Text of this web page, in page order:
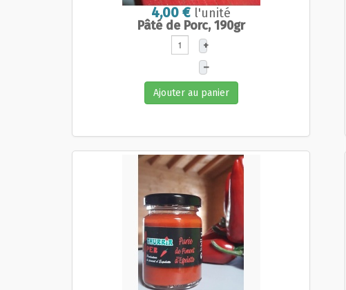
4,00 € l'unité
Pâté de Porc, 190gr
+
–
Ajouter au panier